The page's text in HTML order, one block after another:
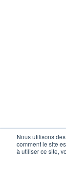
Nous utilisons
comment le site
à utiliser ce site,